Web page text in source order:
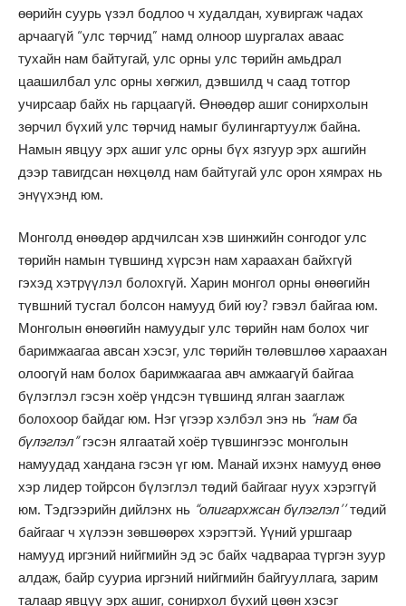
өөрийн суурь үзэл бодлоо ч худалдан, хувиргаж чадах
арчаагүй “улс төрчид” намд олноор шургалах аваас
тухайн нам байтугай, улс орны улс төрийн амьдрал
цаашилбал улс орны хөгжил, дэвшилд ч саад тотгор
учирсаар байх нь гарцаагүй. Өнөөдөр ашиг сонирхолын
зөрчил бүхий улс төрчид намыг булингартуулж байна.
Намын явцуу эрх ашиг улс орны бүх язгуур эрх ашгийн
дээр тавигдсан нөхцөлд нам байтугай улс орон хямрах нь
энүүхэнд юм.
Монголд өнөөдөр ардчилсан хэв шинжийн сонгодог улс
төрийн намын түвшинд хүрсэн нам хараахан байхгүй
гэхэд хэтрүүлэл болохгүй. Харин монгол орны өнөөгийн
түвшний тусгал болсон намууд бий юу? гэвэл байгаа юм.
Монголын өнөөгийн намуудыг улс төрийн нам болох чиг
баримжаагаа авсан хэсэг, улс төрийн төлөвшлөө хараахан
олоогүй нам болох баримжаагаа авч амжаагүй байгаа
бүлэглэл гэсэн хоёр үндсэн түвшинд ялган зааглаж
болохоор байдаг юм. Нэг үгээр хэлбэл энэ нь “нам ба
бүлэглэл”гэсэн ялгаатай хоёр түвшингээс монголын
намуудад хандана гэсэн үг юм. Манай ихэнх намууд өнөө
хэр лидер тойрсон бүлэглэл төдий байгааг нуух хэрэггүй
юм. Тэдгээрийн дийлэнх нь “олигархжсан бүлэглэл’’төдий
байгааг ч хүлээн зөвшөөрөх хэрэгтэй. Үүний уршгаар
намууд иргэний нийгмийн эд эс байх чадвараа түргэн зуур
алдаж, байр сууриа иргэний нийгмийн байгууллага, зарим
талаар явцуу эрх ашиг, сонирхол бүхий цөөн хэсэг